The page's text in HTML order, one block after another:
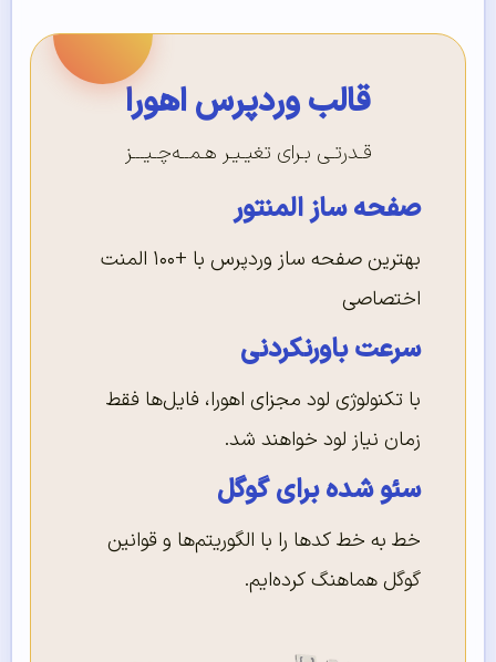
قالب وردپرس اهورا
قـدرتـی بـرای تغیـیـر هـمــه‌چـیـــز
صفحه ساز المنتور
بهترین صفحه ساز وردپرس با +۱۰۰ المنت
اختصاصی
سرعت باورنکردنی
با تکنولوژی لود مجزای اهورا، فایل‌ها فقط
زمان نیاز لود خواهند شد.
سئو شده برای گوگل
خط به خط کدها را با الگوریتم‌ها و قوانین
گوگل هماهنگ کرده‌ایم.